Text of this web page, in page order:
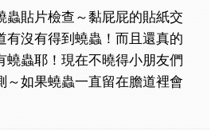
蟲貼片檢查～黏屁屁的貼紙交
有沒有得到蟯蟲！而且還真的
蟯蟲耶！現在不曉得小朋友們
～如果蟯蟲一直留在膽道裡會